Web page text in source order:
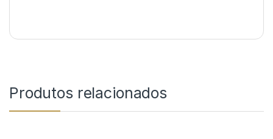
Produtos relacionados